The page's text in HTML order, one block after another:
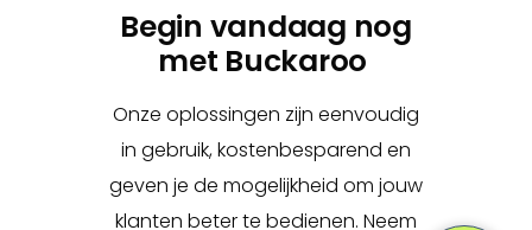
Begin vandaag nog
met Buckaroo
Onze oplossingen zijn eenvoudig
in gebruik, kostenbesparend en
geven je de mogelijkheid om jouw
klanten beter te bedienen. Neem